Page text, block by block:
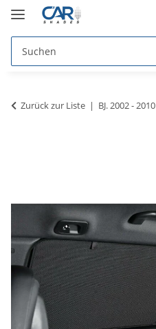
Zurück zur Liste BJ. 2002 - 2010